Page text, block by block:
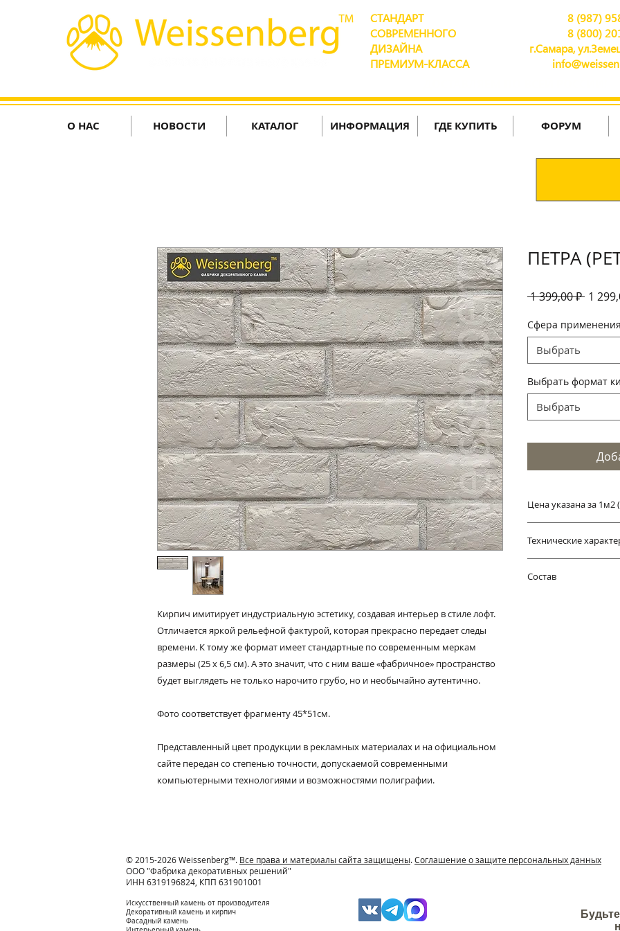
СТАНДАРТ
СОВРЕМЕННОГО
ДИЗАЙНА
ПРЕМИУМ-КЛАССА
8 (987)
8 (800)
г.Самара,
О НАС НОВОСТИ КАТАЛОГ ИНФОРМАЦИЯ ГДЕ КУПИТЬ ФОРУМ
Кирпич имитирует индустриальную эстетику, создавая интерьер в стиле лофт.
Отличается яркой рельефной фактурой, которая прекрасно передает следы
времени. К тому же формат имеет стандартные по современным меркам
размеры (25 х 6,5 см). А это значит, что с ним ваше «фабричное» пространство
будет выглядеть не только нарочито грубо, но и необычайно аутентично.
Фото соответствует фрагменту 45*51см.
Представленный цвет продукции в рекламных материалах и на официальном
сайте передан со степенью точности, допускаемой современными
компьютерными технологиями и возможностями полиграфии.
ПЕТРА
1 399,00 ₽ 1
Сфера применения
Выбрать
Выбрать формат
Выбрать
Цена указана за 1м2
Технические
1.Ложок -
Состав
© 2015-2026 Weissenberg™. Все права и материалы сайта защищены.Соглашение о защите персональных данных
ООО "Фабрика декоративных решений"
ИНН 6319196824, КПП 631901001
Искусственный камень от производителя
Декоративный камень и кирпич
Фасадный камень